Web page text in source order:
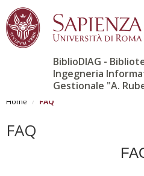
al
principale
BiblioDIAG -
Ingegneria
Gestionale "A.
Home FAQ
FAQ